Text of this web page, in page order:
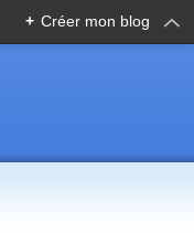
+ Créer mon blog